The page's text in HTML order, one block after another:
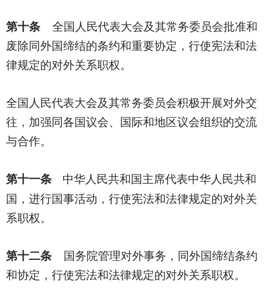
第十条 全国人民代表大会及其常务委员会批准和
废除同外国缔结的条约和重要协定，行使宪法和法
律规定的对外关系职权。
全国人民代表大会及其常务委员会积极开展对外交
往，加强同各国议会、国际和地区议会组织的交流
与合作。
第十一条
中华人民共和国主席代表中华人民共和
国，进行国事活动，行使宪法和法律规定的对外关
系职权。
第十二条
国务院管理对外事务，同外国缔结条约
和协定，行使宪法和法律规定的对外关系职权。